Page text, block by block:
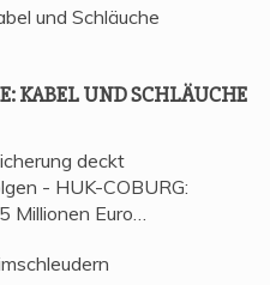
KABEL UND SCHLÄUCHE
deckt
- HUK-COBURG:
Euro…